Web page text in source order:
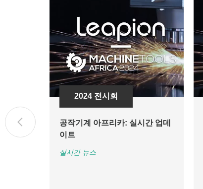
공작기계 아프리카: 실시간 업데
이트
실시간 뉴스
2024 전시회